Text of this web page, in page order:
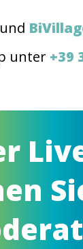
und
unter +39